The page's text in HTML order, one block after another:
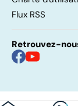
Flux RSS
Retrouvez-